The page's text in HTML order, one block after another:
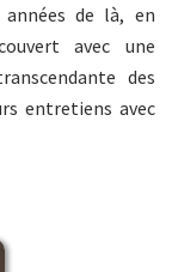
de là, en
avec une
des
entretiens avec